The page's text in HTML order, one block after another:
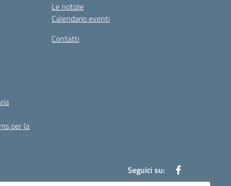
per la
Le notizie
Calendario eventi
Contatti
Seguici su: